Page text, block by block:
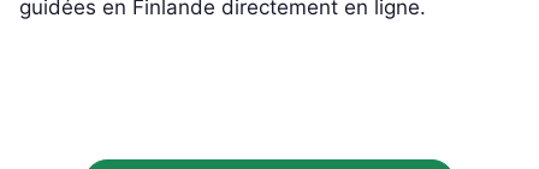
guidées en Finlande directement en ligne.